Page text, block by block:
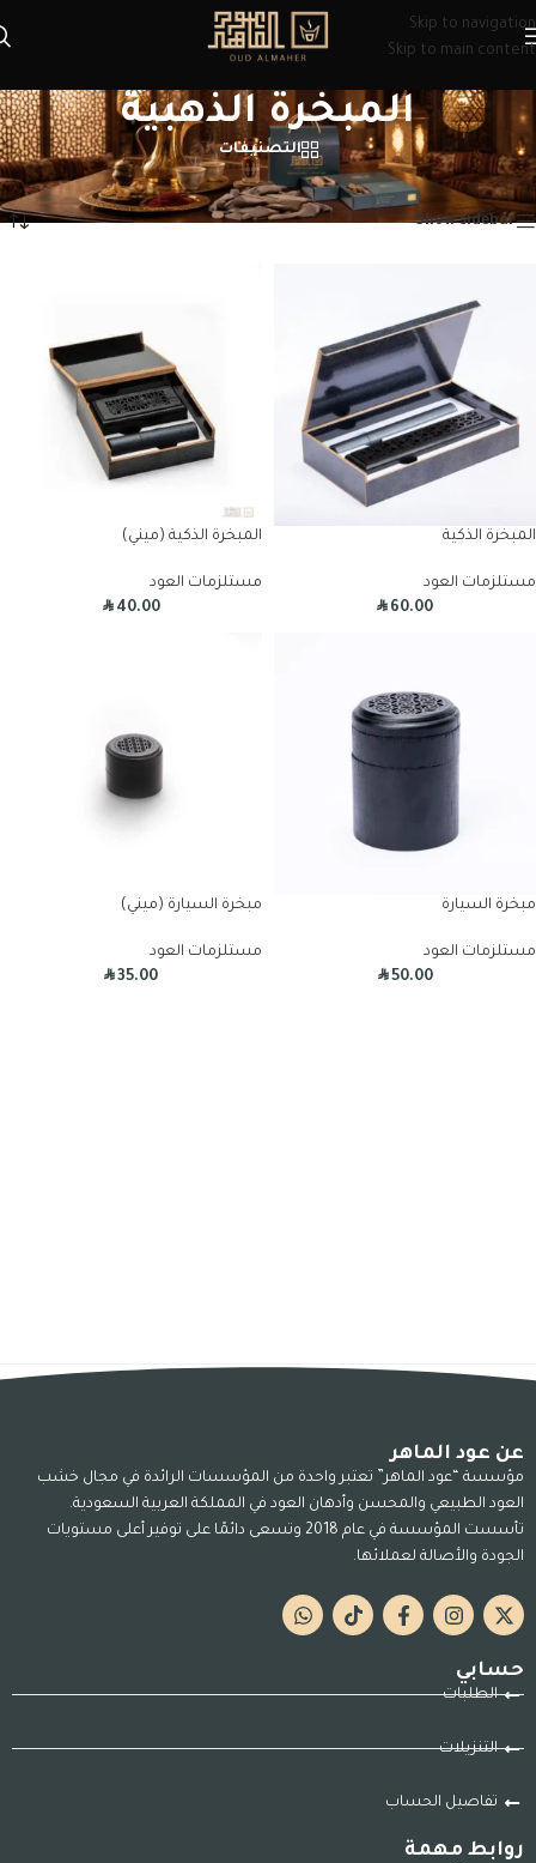
Skip to navigation
Skip to main content
المبخرة الذهبية
التصنيفات
الرئيسية/منتجات تحت الوسم “المبخرة الذهبية” عرض ⁦4⁩ من كل النتائج
Show sidebar
المبخرة الذكية
مستلزمات العود
R60.00
المبخرة الذكية (ميني)
مستلزمات العود
R40.00
مبخرة السيارة
مستلزمات العود
R50.00
مبخرة السيارة (ميني)
مستلزمات العود
R35.00
عن عود الماهر
مؤسسة “عود الماهر” تعتبر واحدة من المؤسسات الرائدة في مجال خشب
العود الطبيعي والمحسن وأدهان العود في المملكة العربية السعودية.
تأسست المؤسسة في عام 2018 وتسعى دائمًا على توفير أعلى مستويات
الجودة والأصالة لعملائها.
حسابي
الطلبات
التنزيلات
تفاصيل الحساب
روابط مهمة